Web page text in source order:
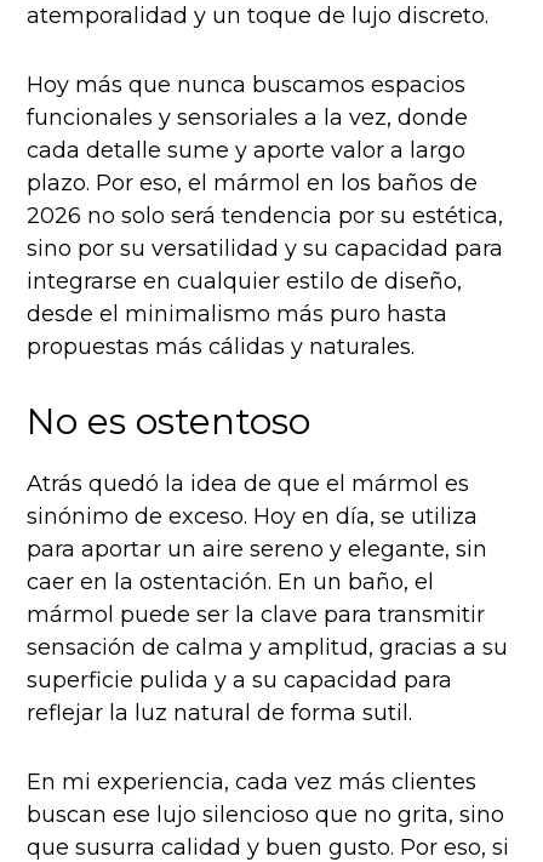
atemporalidad y un toque de lujo discreto.
Hoy más que nunca buscamos espacios
funcionales y sensoriales a la vez, donde
cada detalle sume y aporte valor a largo
plazo. Por eso, el mármol en los baños de
2026 no solo será tendencia por su estética,
sino por su versatilidad y su capacidad para
integrarse en cualquier estilo de diseño,
desde el minimalismo más puro hasta
propuestas más cálidas y naturales.
No es ostentoso
Atrás quedó la idea de que el mármol es
sinónimo de exceso. Hoy en día, se utiliza
para aportar un aire sereno y elegante, sin
caer en la ostentación. En un baño, el
mármol puede ser la clave para transmitir
sensación de calma y amplitud, gracias a su
superficie pulida y a su capacidad para
reflejar la luz natural de forma sutil.
En mi experiencia, cada vez más clientes
buscan ese lujo silencioso que no grita, sino
que susurra calidad y buen gusto. Por eso, si